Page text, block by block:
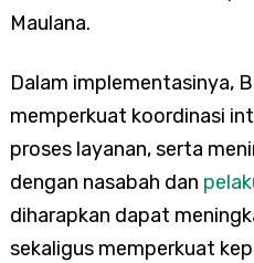
Maulana.
Dalam implementasinya,
memperkuat koordinasi
proses layanan, serta
dengan nasabah dan
diharapkan dapat
sekaligus memperkuat